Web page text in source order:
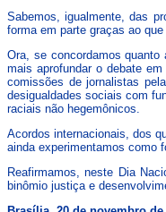
Sabemos, igualmente, das
forma em parte graças ao
Ora, se concordamos
mais aprofundar o debate
comissões de jornalistas
desigualdades sociais com
raciais não hegemônicos.
Acordos internacionais, dos
ainda experimentamos como
Reafirmamos, neste Dia
binômio justiça e